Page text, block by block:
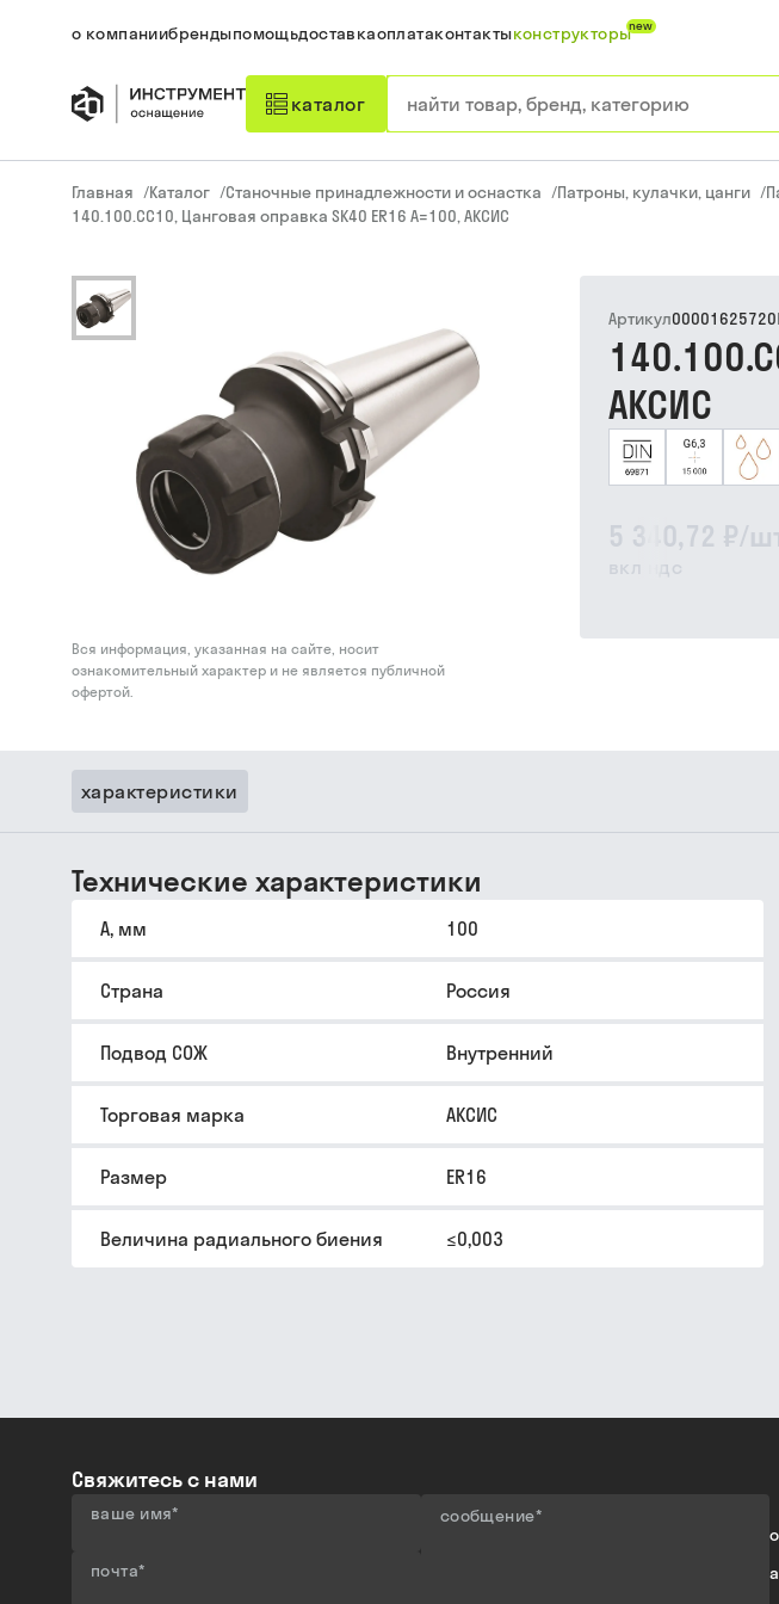
о компаниибрендыпомощьдоставкаоплатаконтактыконструкторыnew
каталог
Главная /Каталог /Станочные принадлежности и оснастка /Патроны, кулачки, цанги /
140.100.CC10, Цанговая оправка SK40 ER16 A=100, АКСИС
Вся информация, указанная на сайте, носит
ознакомительный характер и не является публичной
офертой.
5 340,72 ₽/
вкл ндс
Артикул00001625720
АКСИС
характеристики
Технические характеристики
A, мм 100
Страна Россия
Подвод СОЖ Внутренний
Торговая марка АКСИС
Размер ER16
Величина радиального биения ≤0,003
Свяжитесь с нами
ваше имя*
почта*
сообщение*